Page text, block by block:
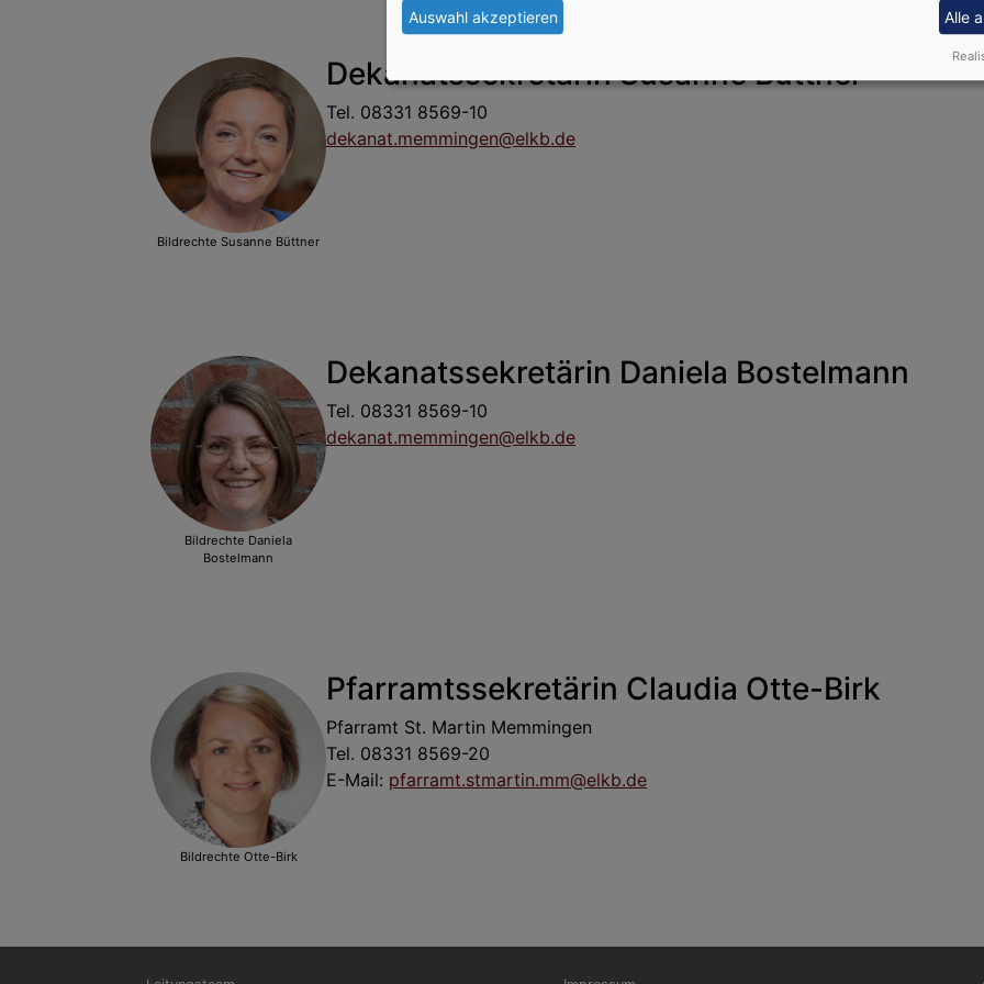
Bildrechte Susanne Büttner
Dekanatssekretärin Susanne Büttner
Tel. 08331 8569-10
dekanat.memmingen@elkb.de
Bildrechte Daniela
Bostelmann
Dekanatssekretärin Daniela Bostelmann
Tel. 08331 8569-10
dekanat.memmingen@elkb.de
Bildrechte Otte-Birk
Pfarramtssekretärin Claudia Otte-Birk
Pfarramt St. Martin Memmingen
Tel. 08331 8569-20
E-Mail: pfarramt.stmartin.mm@elkb.de
Hauptnavigation Fußbereichsmenü
Auswahl akzeptieren Alle